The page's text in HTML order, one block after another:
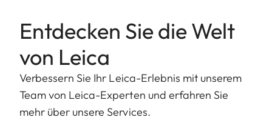
Entdecken Sie die Welt
von Leica
Verbessern Sie Ihr Leica-Erlebnis mit unserem
Team von Leica-Experten und erfahren Sie
mehr über unsere Services.